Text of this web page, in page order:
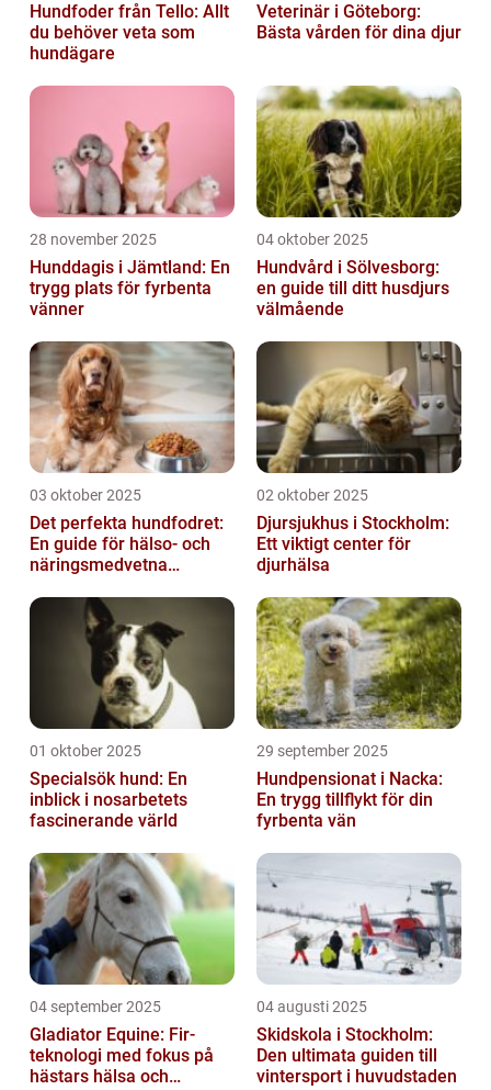
Hundfoder från Tello: Allt
du behöver veta som
hundägare
Veterinär i Göteborg:
Bästa vården för dina djur
28 november 2025
Hunddagis i Jämtland: En
trygg plats för fyrbenta
vänner
04 oktober 2025
Hundvård i Sölvesborg:
en guide till ditt husdjurs
välmående
03 oktober 2025
Det perfekta hundfodret:
En guide för hälso- och
näringsmedvetna
02 oktober 2025
Djursjukhus i Stockholm:
Ett viktigt center för
djurhälsa
01 oktober 2025
Specialsök hund: En
inblick i nosarbetets
fascinerande värld
29 september 2025
Hundpensionat i Nacka:
En trygg tillflykt för din
fyrbenta vän
04 september 2025
Gladiator Equine: Fir-
teknologi med fokus på
hästars hälsa och
04 augusti 2025
Skidskola i Stockholm:
Den ultimata guiden till
vintersport i huvudstaden